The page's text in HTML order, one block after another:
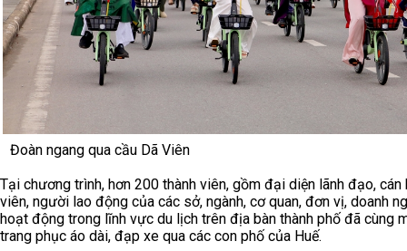
Đoàn ngang qua cầu Dã Viên
Tại chương trình, hơn 200 thành viên, gồm đại diện lãnh đạo, cán
viên, người lao động của các sở, ngành, cơ quan, đơn vị, doanh
hoạt động trong lĩnh vực du lịch trên địa bàn thành phố đã cùng
trang phục áo dài, đạp xe qua các con phố của Huế.